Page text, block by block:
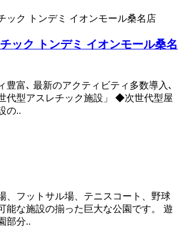
ック トンデミ イオンモール桑名
豊富､ 最新のアクティビティ多数導入､
代型アスレチック施設」 ◆次世代型屋
の..
、フットサル場、テニスコート、野球
能な施設の揃った巨大な公園です。 遊
部分..